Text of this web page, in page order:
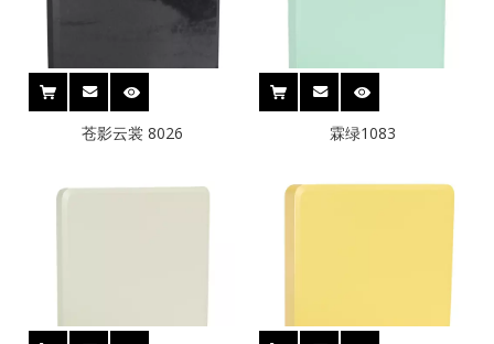
苍影云裳 8026 霖绿1083